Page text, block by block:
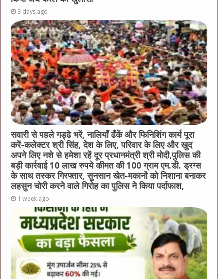
3 days ago
सवारी से पहले गड्ढे भरें, नालियाँ ढँकें और फिनिशिंग कार्य पूरा
करें-कलेक्टर श्री सिंह, देश के लिए, परिवार के लिए और खुद
अपने लिए नशे से हमेशा रहें दूर प्रधानमंत्री श्री मोदी,पुलिस की
बड़ी कार्रवाई 10 लाख रुपये कीमत की 100 ग्राम एम.डी. ड्रग्स
के साथ तस्कर गिरफ्तार, सुनसान खेत-मकानों को निशाना बनाकर
लहसुन चोरी करने वाले गिरोह का पुलिस ने किया पर्दाफाश,
1 week ago